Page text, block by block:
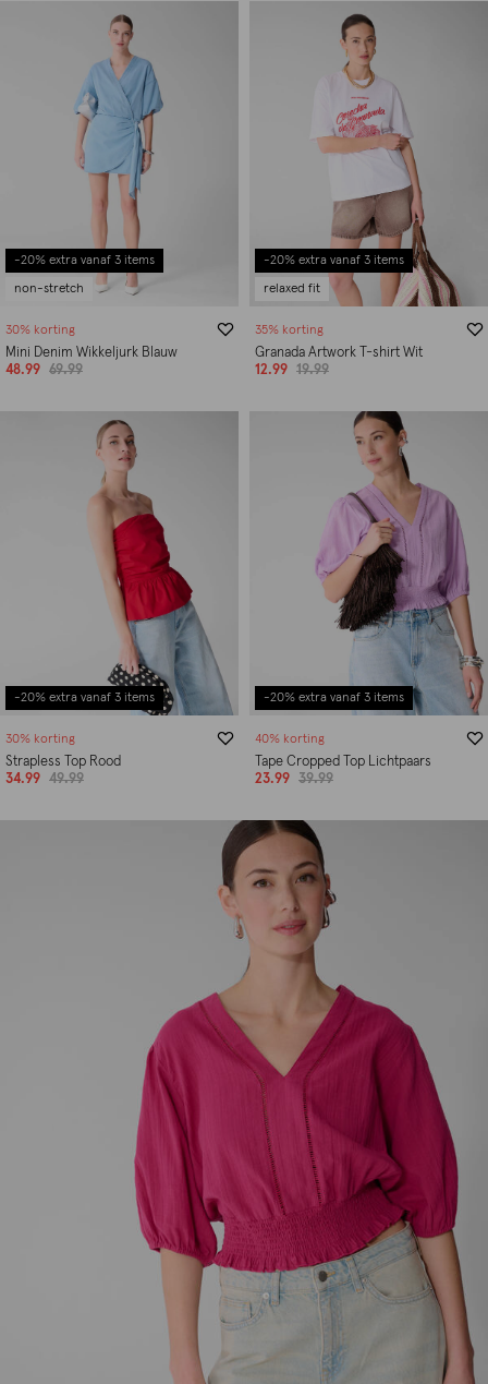
-20% extra vanaf 3 items
non-stretch
30% korting
Mini Denim Wikkeljurk Blauw
48.99
69.99
-20% extra vanaf 3 items
relaxed fit
35% korting
Granada Artwork T-shirt Wit
12.99
19.99
-20% extra vanaf 3 items
30% korting
Strapless Top Rood
34.99
49.99
-20% extra vanaf 3 items
40% korting
Tape Cropped Top Lichtpaars
23.99
39.99